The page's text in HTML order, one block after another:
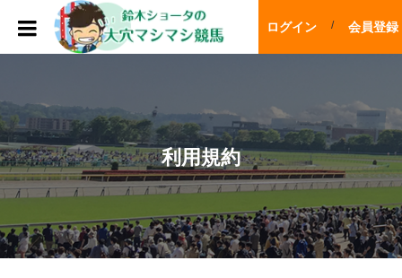
ログイン 会員登録
利用規約